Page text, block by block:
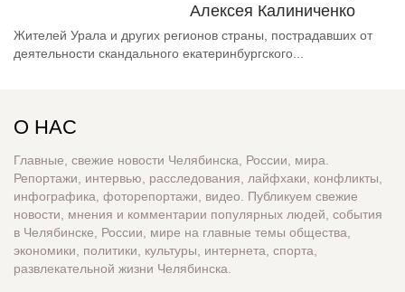
Алексея Калиниченко
Жителей Урала и других регионов страны, пострадавших от
деятельности скандального екатеринбургского...
О НАС
Главные, свежие новости Челябинска, России, мира.
Репортажи, интервью, расследования, лайфхаки, конфликты,
инфографика, фоторепортажи, видео. Публикуем свежие
новости, мнения и комментарии популярных людей, события
в Челябинске, России, мире на главные темы общества,
экономики, политики, культуры, интернета, спорта,
развлекательной жизни Челябинска.